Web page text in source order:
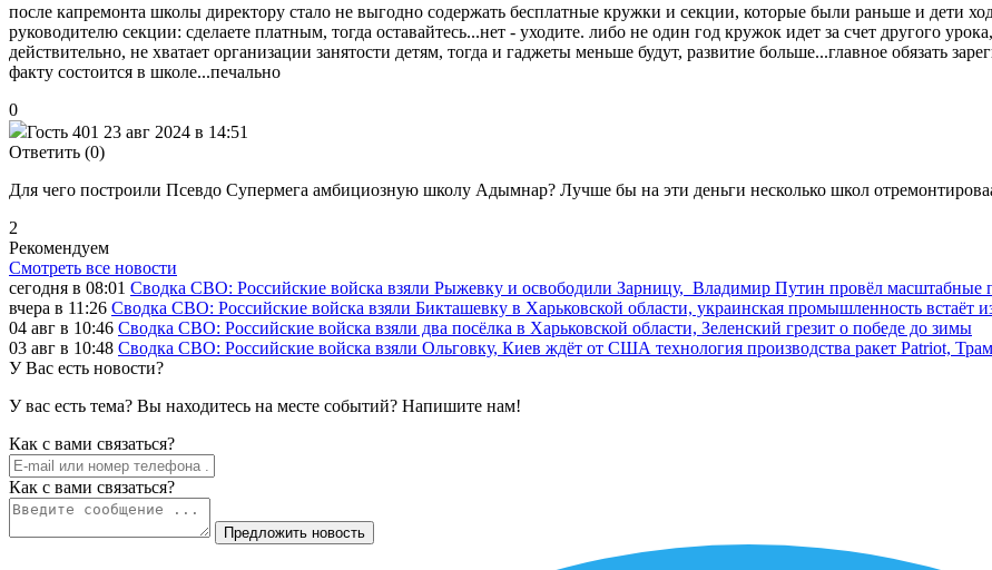
после капремонта школы директору стало не выгодно содержать бесплатные кружки и секции, которые были раньше и дети
руководителю секции: сделаете платным, тогда оставайтесь...нет - уходите. либо не один год кружок идет за счет другого
действительно, не хватает организации занятости детям, тогда и гаджеты меньше будут, развитие больше...главное обязать
факту состоится в школе...печально
0
Гость 401 23 авг 2024 в 14:51
Ответить (0)
Для чего построили Псевдо Супермега амбициозную школу Адымнар? Лучше бы на эти деньги несколько школ
2
Рекомендуем
Смотреть все новости
сегодня в 08:01 Сводка СВО: Российские войска взяли Рыжевку и освободили Зарницу, Владимир Путин провёл масштабные
вчера в 11:26 Сводка СВО: Российские войска взяли Бикташевку в Харьковской области, украинская промышленность встаёт
04 авг в 10:46 Сводка СВО: Российские войска взяли два посёлка в Харьковской области, Зеленский грезит о победе до зимы
03 авг в 10:48 Сводка СВО: Российские войска взяли Ольговку, Киев ждёт от США технология производства ракет Patriot,
У Вас есть новости?
У вас есть тема? Вы находитесь на месте событий? Напишите нам!
Как c вами связаться?
Как c вами связаться?
Предложить новость